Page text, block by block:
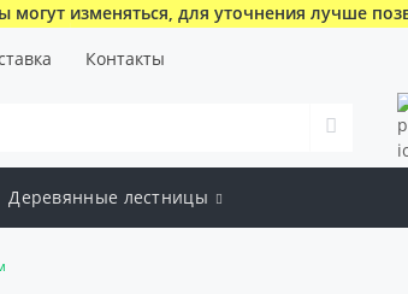
могут изменяться, для уточнения лучше
Контакты
Деревянные лестницы